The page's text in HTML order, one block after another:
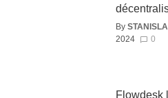
By
2024
0
Flowdesk